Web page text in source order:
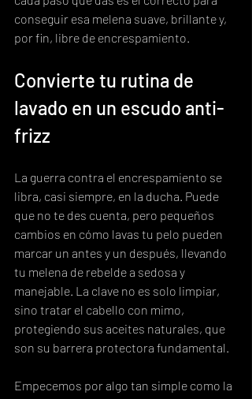
conseguir esa melena suave, brillante y,
por fin, libre de encrespamiento.
Convierte tu rutina de
lavado en un escudo anti-
frizz
La guerra contra el encrespamiento se
libra, casi siempre, en la ducha. Puede
que no te des cuenta, pero pequeños
cambios en cómo lavas tu pelo pueden
marcar un antes y un después, llevando
tu melena de rebelde a sedosa y
manejable. La clave no es solo limpiar,
sino tratar el cabello con mimo,
protegiendo sus aceites naturales, que
son su barrera protectora fundamental.
Empecemos por algo tan simple como la